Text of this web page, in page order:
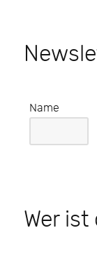
Name
Wer